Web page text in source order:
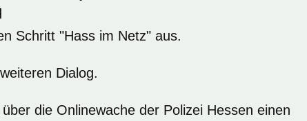
Schritt "Hass im Netz" aus.
Dialog.
die Onlinewache der Polizei Hessen einen